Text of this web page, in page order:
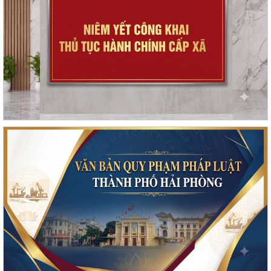
Triển khai công tác trật tự ATGT trong các cơ sở giáo dục năm học